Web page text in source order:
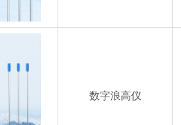
数字浪高仪